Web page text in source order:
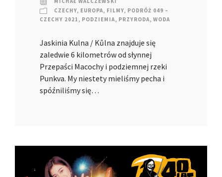
CZECHY, EUROPA, FILMY, PODRÓŻ 049 –
CZECHY 2021 , PODZIEMIA, PRZYRODA, WODA
Jaskinia Kulna / Kůlna znajduje się
zaledwie 6 kilometrów od słynnej
Przepaści Macochy i podziemnej rzeki
Punkva. My niestety mieliśmy pecha i
spóźniliśmy się…